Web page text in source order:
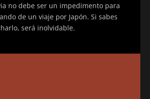
no debe ser un impedimento para
de un viaje por Japón. Si sabes
será inolvidable.